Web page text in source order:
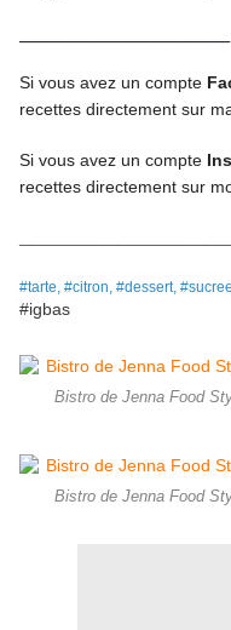
Si vous avez un compte
recettes directement sur
Si vous avez un compte
recettes directement sur
#tarte, #citron, #dessert,
#igbas
Bistro de Jenna Food
Bistro de Jenna Food